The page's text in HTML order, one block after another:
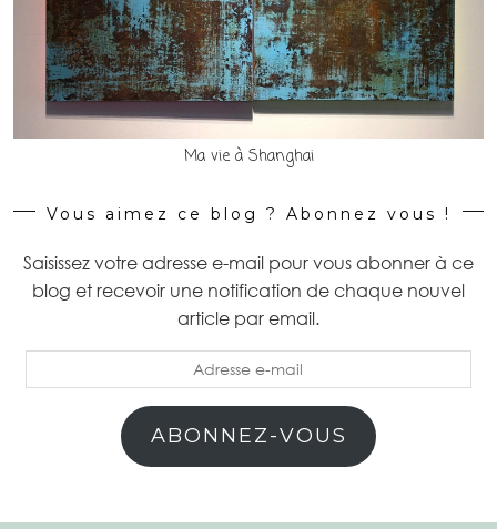
Ma vie à Shanghai
Vous aimez ce blog ? Abonnez vous !
Saisissez votre adresse e-mail pour vous abonner à ce
blog et recevoir une notification de chaque nouvel
article par email.
e-
ABONNEZ-VOUS